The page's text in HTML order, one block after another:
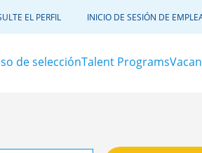
de selecciónTalent Programs
EL PERFIL INICIO DE SESIÓN DE